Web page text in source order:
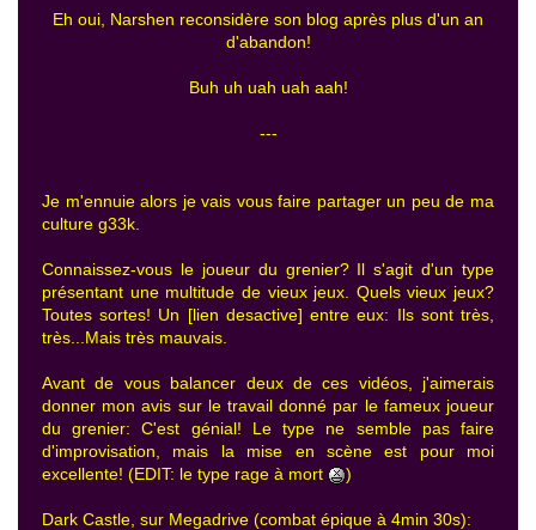
Eh oui, Narshen reconsidère son blog après plus d'un an
d'abandon!
Buh uh uah uah aah!
---
Je m'ennuie alors je vais vous faire partager un peu de ma
culture g33k.
Connaissez-vous le joueur du grenier? Il s'agit d'un type
présentant une multitude de vieux jeux. Quels vieux jeux?
Toutes sortes! Un [lien desactive] entre eux: Ils sont très,
très...Mais très mauvais.
Avant de vous balancer deux de ces vidéos, j'aimerais
donner mon avis sur le travail donné par le fameux joueur
du grenier: C'est génial! Le type ne semble pas faire
d'improvisation, mais la mise en scène est pour moi
excellente! (EDIT: le type rage à mort
)
Dark Castle, sur Megadrive (combat épique à 4min 30s):